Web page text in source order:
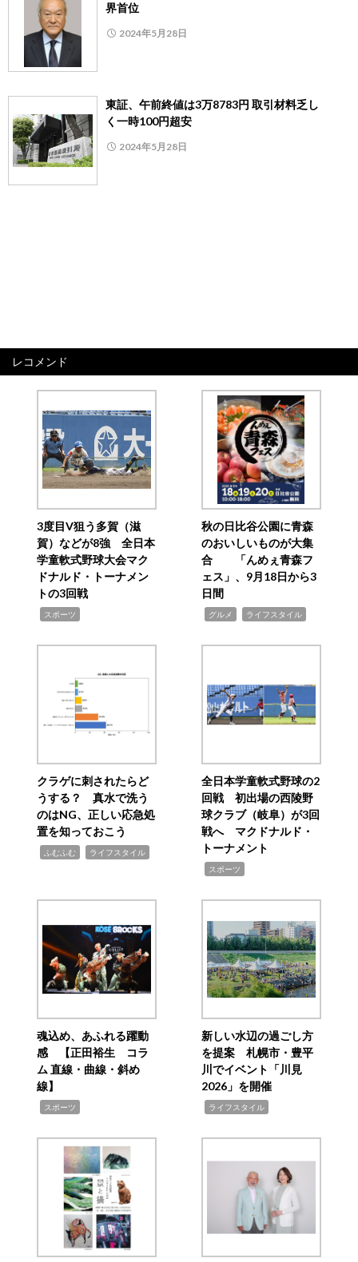
界首位
2024年5月28日
東証、午前終値は3万8783円 取引材料乏し
く一時100円超安
2024年5月28日
レコメンド
3度目V狙う多賀（滋
賀）などが8強 全日本
学童軟式野球大会マク
ドナルド・トーナメン
トの3回戦
スポーツ
秋の日比谷公園に青森
のおいしいものが大集
合 「んめぇ青森フ
ェス」、9月18日から3
日間
グルメ ライフスタイル
クラゲに刺されたらど
うする？ 真水で洗う
のはNG、正しい応急処
置を知っておこう
ふむふむ ライフスタイル
全日本学童軟式野球の2
回戦 初出場の西陵野
球クラブ（岐阜）が3回
戦へ マクドナルド・
トーナメント
スポーツ
魂込め、あふれる躍動
感 【正田裕生 コラ
ム 直線・曲線・斜め
線】
スポーツ
新しい水辺の過ごし方
を提案 札幌市・豊平
川でイベント「川見
2026」を開催
ライフスタイル